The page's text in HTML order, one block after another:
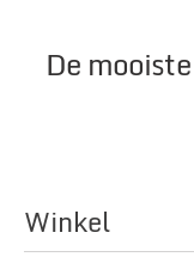
De mooiste
Winkel